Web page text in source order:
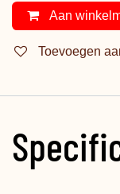
Aan
Toevoegen